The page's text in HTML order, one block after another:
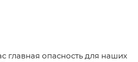
главная опасность для наших